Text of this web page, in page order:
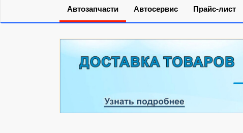
Автозапчасти Автосервис Прайс-лист